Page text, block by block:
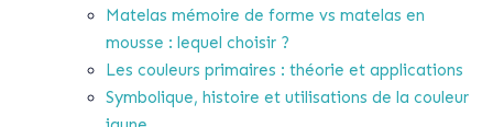
Matelas mémoire de forme vs matelas en
mousse : lequel choisir ?
Les couleurs primaires : théorie et applications
Symbolique, histoire et utilisations de la couleur